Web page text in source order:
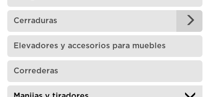
Cerraduras
Elevadores y accesorios para muebles
Correderas